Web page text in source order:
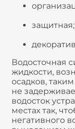
защитная;
Водосточная
жидкости,
осадков,
не
водосток
местах так,
негативного